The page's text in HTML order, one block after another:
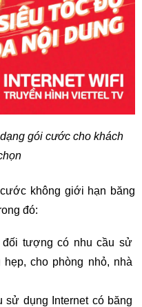
gói cước cho khách
không giới hạn băng
đó:
tượng có nhu cầu sử
cho phòng nhỏ, nhà
dụng Internet có băng